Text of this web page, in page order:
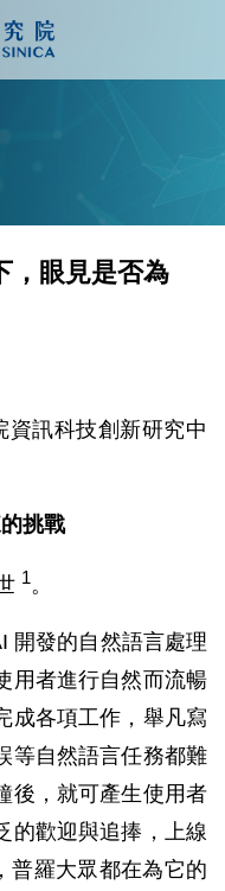
，眼見是否為
訊科技創新研究中
挑戰
1。
開發的自然語言處理
用者進行自然而流暢
成各項工作，舉凡寫
等自然語言任務都難
後，就可產生使用者
的歡迎與追捧，上線
普羅大眾都在為它的